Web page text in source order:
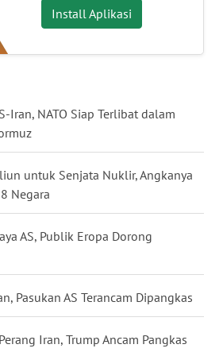
Install Aplikasi
Iran, NATO Siap Terlibat dalam
untuk Senjata Nuklir, Angkanya
Negara
AS, Publik Eropa Dorong
Pasukan AS Terancam Dipangkas
Iran, Trump Ancam Pangkas